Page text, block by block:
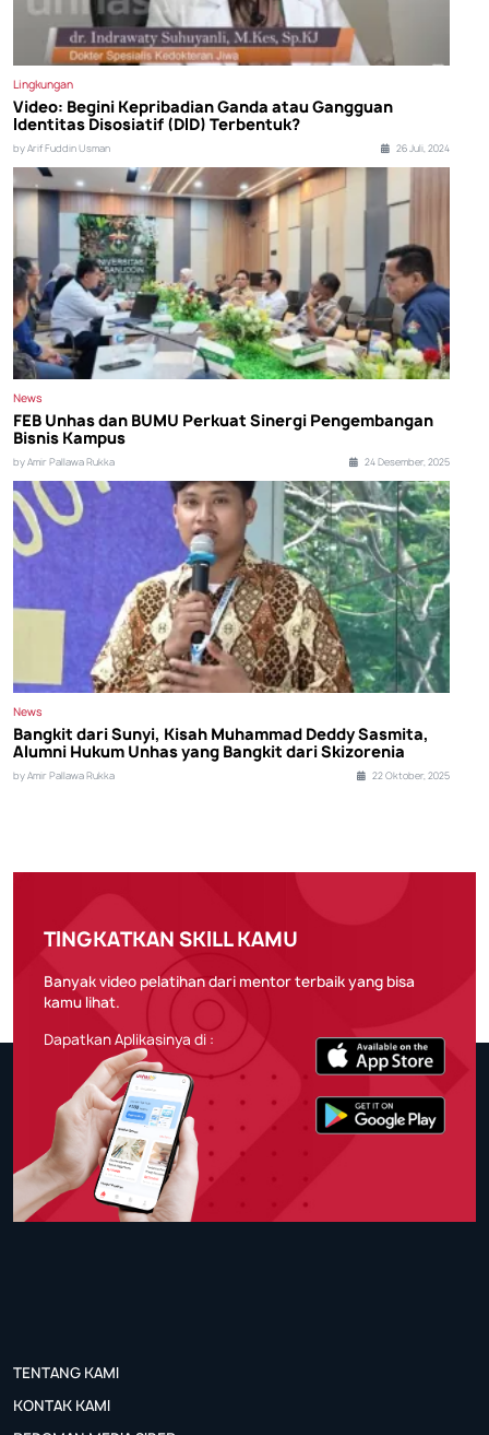
Lingkungan
Video: Begini Kepribadian Ganda atau Gangguan
Identitas Disosiatif (DID) Terbentuk?
by Arif Fuddin Usman 26 Juli, 2024
News
FEB Unhas dan BUMU Perkuat Sinergi Pengembangan
Bisnis Kampus
by Amir Pallawa Rukka 24 Desember, 2025
News
Bangkit dari Sunyi, Kisah Muhammad Deddy Sasmita,
Alumni Hukum Unhas yang Bangkit dari Skizorenia
by Amir Pallawa Rukka 22 Oktober, 2025
TINGKATKAN SKILL KAMU
Banyak video pelatihan dari mentor terbaik yang bisa
kamu lihat.
Dapatkan Aplikasinya di :
TENTANG KAMI
KONTAK KAMI